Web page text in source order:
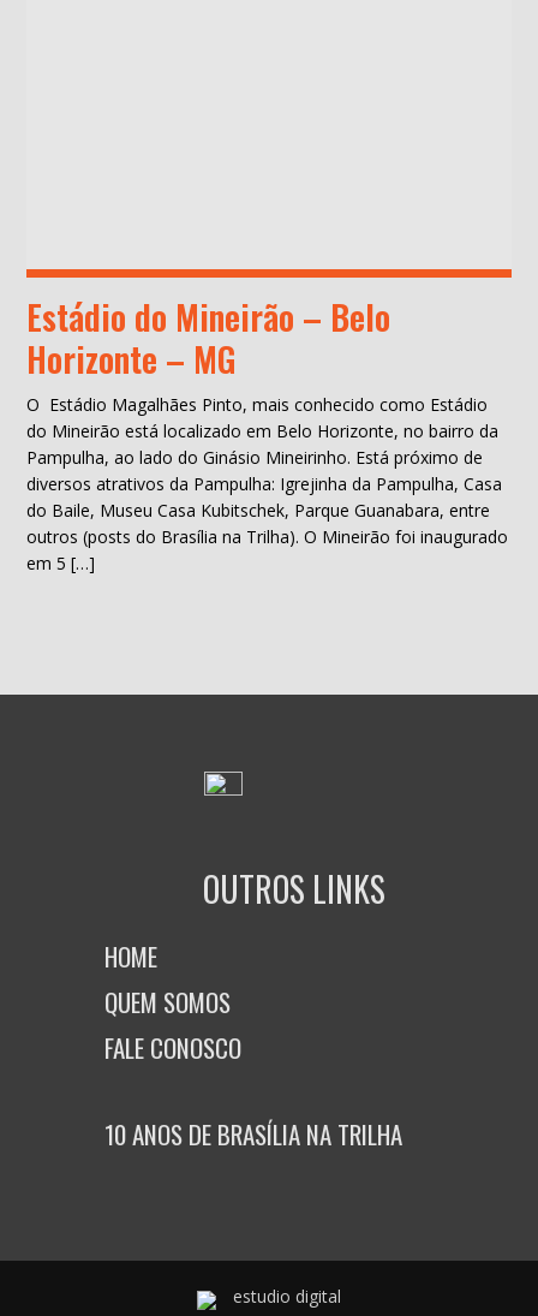
Estádio do Mineirão – Belo
Horizonte – MG
O Estádio Magalhães Pinto, mais conhecido como Estádio
do Mineirão está localizado em Belo Horizonte, no bairro da
Pampulha, ao lado do Ginásio Mineirinho. Está próximo de
diversos atrativos da Pampulha: Igrejinha da Pampulha, Casa
do Baile, Museu Casa Kubitschek, Parque Guanabara, entre
outros (posts do Brasília na Trilha). O Mineirão foi inaugurado
em 5 […]
OUTROS LINKS
HOME
QUEM SOMOS
FALE CONOSCO
10 ANOS DE BRASÍLIA NA TRILHA
estudio digital